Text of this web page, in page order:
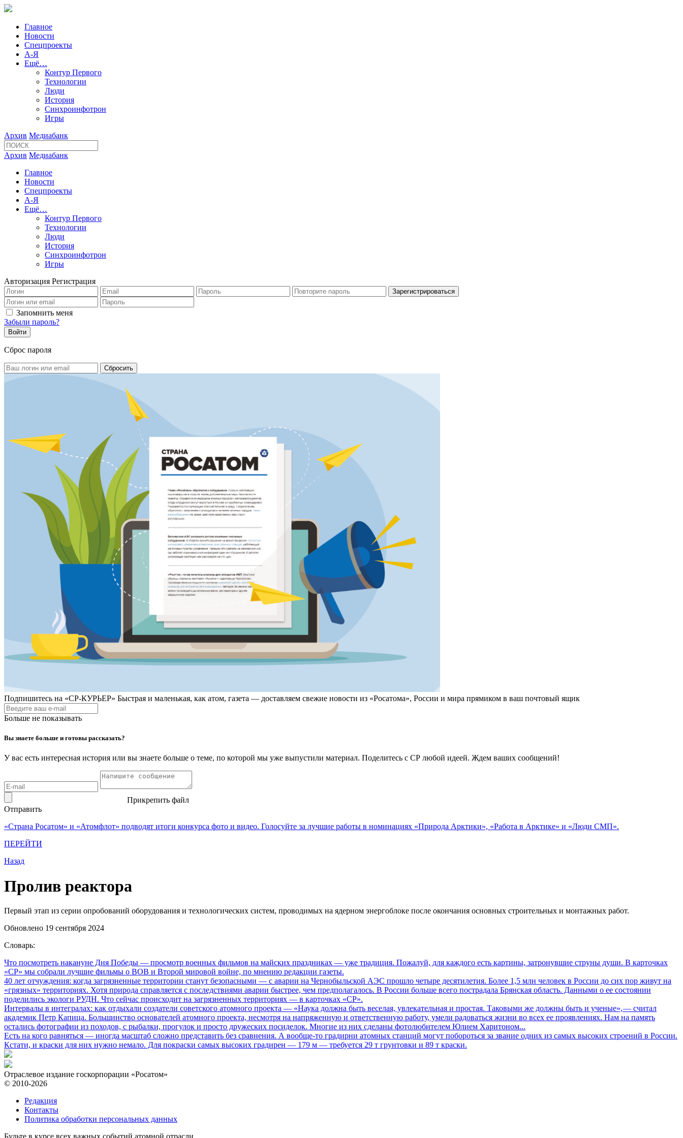
Главное
Новости
Спецпроекты
А-Я
Ещё…
Контур Первого
Технологии
Люди
История
Синхроинфотрон
Игры
Архив Медиабанк
Архив Медиабанк
Главное
Новости
Спецпроекты
А-Я
Ещё…
Контур Первого
Технологии
Люди
История
Синхроинфотрон
Игры
Авторизация Регистрация
Запомнить меня
Забыли пароль?
Сброс пароля
Подпишитесь на «СР-КУРЬЕР» Быстрая и маленькая, как атом, газета — доставляем свежие новости из «Росатома», России и мира прямиком в ваш почтовый ящик
Больше не показывать
Вы знаете больше и готовы рассказать?
У вас есть интересная история или вы знаете больше о теме, по которой мы уже выпустили материал. Поделитесь с СР любой идеей. Ждем ваших сообщений!
Прикрепить файл
Отправить
«Страна Росатом» и «Атомфлот» подводят итоги конкурса фото и видео. Голосуйте за лучшие работы в номинациях «Природа Арктики», «Работа в Арктике» и «Люди СМП».
ПЕРЕЙТИ
Назад
Пролив реактора
Первый этап из серии опробований оборудования и технологических систем, проводимых на ядерном энергоблоке после окончания основных строительных и монтажных работ.
Обновлено 19 сентября 2024
Словарь:
Что посмотреть накануне Дня Победы — просмотр военных фильмов на майских праздниках — уже традиция. Пожалуй, для каждого есть картины, затронувшие струны души. В карточках
«СР» мы собрали лучшие фильмы о ВОВ и Второй мировой войне, по мнению редакции газеты.
40 лет отчуждения: когда загрязненные территории станут безопасными — с аварии на Чернобыльской АЭС прошло четыре десятилетия. Более 1,5 млн человек в России до сих пор живут на
«грязных» территориях. Хотя природа справляется с последствиями аварии быстрее, чем предполагалось. В России больше всего пострадала Брянская область. Данными о ее состоянии
поделились экологи РУДН. Что сейчас происходит на загрязненных территориях — в карточках «СР».
Интервалы в интегралах: как отдыхали создатели советского атомного проекта — «Наука должна быть веселая, увлекательная и простая. Таковыми же должны быть и ученые», — считал
академик Петр Капица. Большинство основателей атомного проекта, несмотря на напряженную и ответственную работу, умели радоваться жизни во всех ее проявлениях. Нам на память
остались фотографии из походов, с рыбалки, прогулок и просто дружеских посиделок. Многие из них сделаны фотолюбителем Юлием Харитоном...
Есть на кого равняться — иногда масштаб сложно представить без сравнения. А вообще-то градирни атомных станций могут побороться за звание одних из самых высоких строений в России.
Кстати, и краски для них нужно немало. Для покраски самых высоких градирен — 179 м — требуется 29 т грунтовки и 89 т краски.
Отраслевое издание госкорпорации «Росатом»
© 2010-2026
Редакция
Контакты
Политика обработки персональных данных